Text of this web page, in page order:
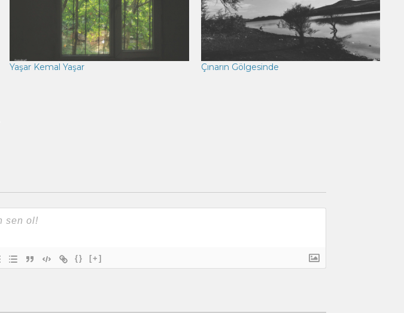
Yaşar Kemal Yaşar Çınarın Gölgesinde
{} [+]